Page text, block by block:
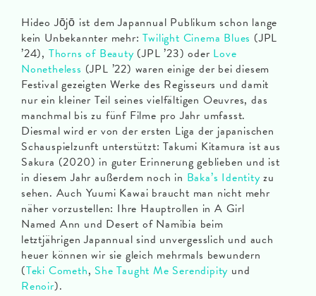
Hideo Jōjō ist dem Japannual Publikum schon lange
kein Unbekannter mehr:Twilight Cinema Blues (JPL
’24), Thorns of Beauty(JPL ’23) oder Love
Nonetheless (JPL ’22) waren einige der bei diesem
Festival gezeigten Werke des Regisseurs und damit
nur ein kleiner Teil seines vielfältigen Oeuvres, das
manchmal bis zu fünf Filme pro Jahr umfasst.
Diesmal wird er von der ersten Liga der japanischen
Schauspielzunft unterstützt: Takumi Kitamura ist aus
Sakura (2020) in guter Erinnerung geblieben und ist
in diesem Jahr außerdem noch in Baka’s Identityzu
sehen. Auch Yuumi Kawai braucht man nicht mehr
näher vorzustellen: Ihre Hauptrollen in A Girl
Named Ann und Desert of Namibia beim
letztjährigen Japannual sind unvergesslich und auch
heuer können wir sie gleich mehrmals bewundern
(Teki Cometh, She Taught Me Serendipity und
Renoir).